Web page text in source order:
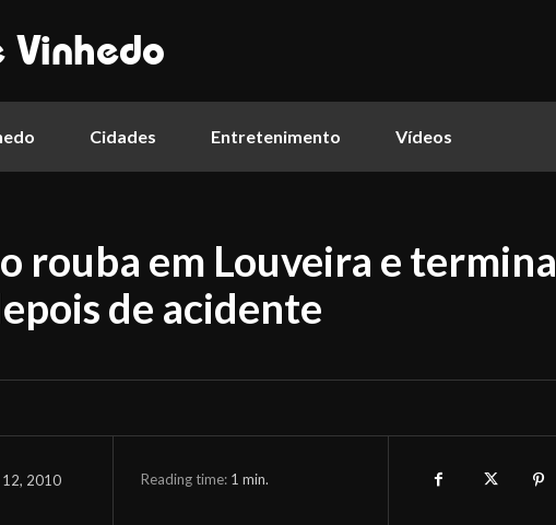
Vinhedo
Cidades Entretenimento Vídeos
rouba em Louveira e termina
de acidente
2010 Reading time: 1 min.